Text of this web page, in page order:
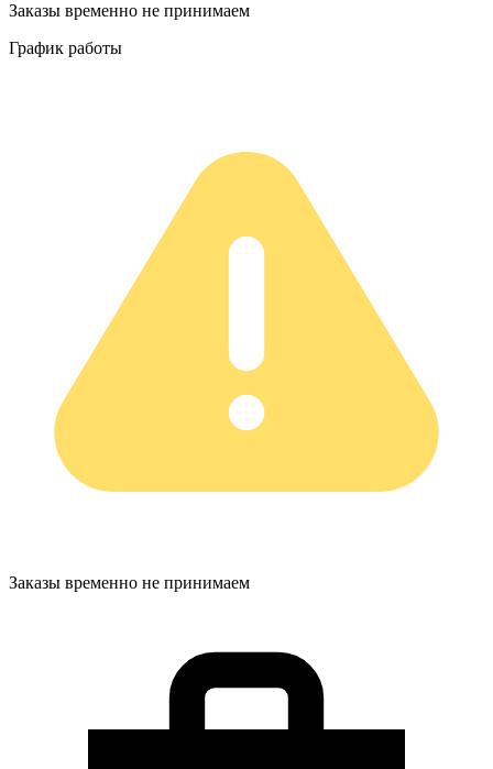
Заказы временно не принимаем
График работы
Заказы временно не принимаем